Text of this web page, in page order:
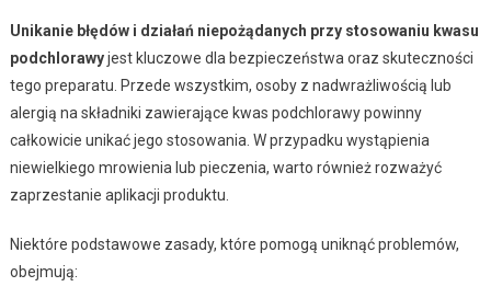
Unikanie błędów i działań niepożądanych przy stosowaniu kwasu
podchlorawyjest kluczowe dla bezpieczeństwa oraz skuteczności
tego preparatu. Przede wszystkim, osoby z nadwrażliwością lub
alergią na składniki zawierające kwas podchlorawy powinny
całkowicie unikać jego stosowania. W przypadku wystąpienia
niewielkiego mrowienia lub pieczenia, warto również rozważyć
zaprzestanie aplikacji produktu.
Niektóre podstawowe zasady, które pomogą uniknąć problemów,
obejmują: